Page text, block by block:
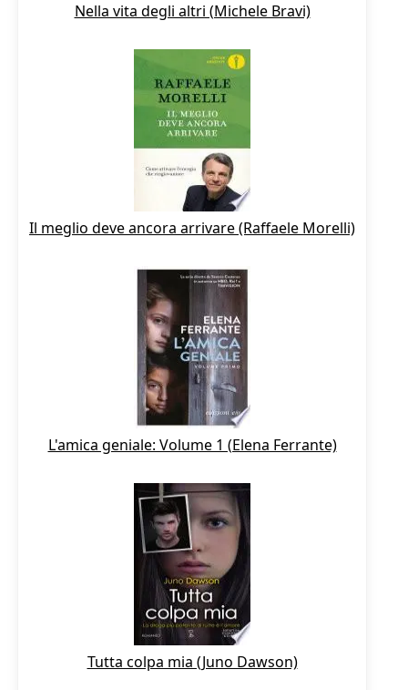
Nella vita degli altri (Michele Bravi)
Il meglio deve ancora arrivare (Raffaele Morelli)
L'amica geniale: Volume 1 (Elena Ferrante)
Tutta colpa mia (Juno Dawson)